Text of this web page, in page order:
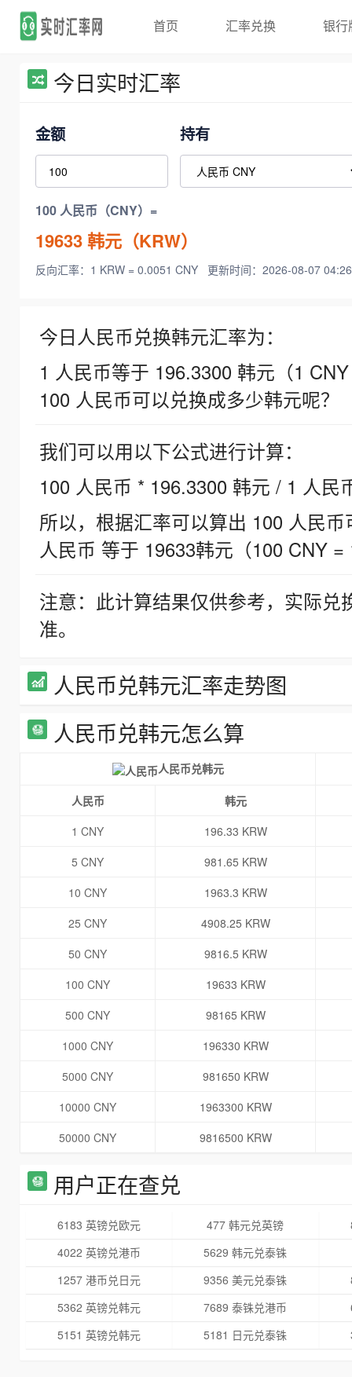
首页 汇率兑换 银行
今日实时汇率
金额 持有
100 人民币（CNY）=
19633韩元（KRW）
反向汇率：1 KRW = 0.0051 CNY 更新时间：2026-08-07
今日人民币兑换韩元汇率为：
1 人民币等于 196.3300 韩元（1
100 人民币可以兑换成多少韩元呢？
我们可以用以下公式进行计算：
100 人民币 * 196.3300 韩元 / 1 人民
所以，根据汇率可以算出 100 人民
人民币 等于 19633韩元（100 CNY =
注意：此计算结果仅供参考，实际
准。
人民币兑韩元汇率走势图
人民币兑韩元怎么算
人民币兑韩元
人民币
韩元
1 CNY
196.33 KRW
5 CNY
981.65 KRW
10 CNY
1963.3 KRW
25 CNY
4908.25 KRW
50 CNY
9816.5 KRW
100 CNY
19633 KRW
500 CNY
98165 KRW
1000 CNY
196330 KRW
5000 CNY
981650 KRW
10000 CNY
1963300 KRW
50000 CNY
9816500 KRW
用户正在查兑
6183 英镑兑欧元 477 韩元兑英镑
4022 英镑兑港币
5629 韩元兑泰铢
1257 港币兑日元
9356 美元兑泰铢
5362 英镑兑韩元
7689 泰铢兑港币
5151 英镑兑韩元
5181 日元兑泰铢